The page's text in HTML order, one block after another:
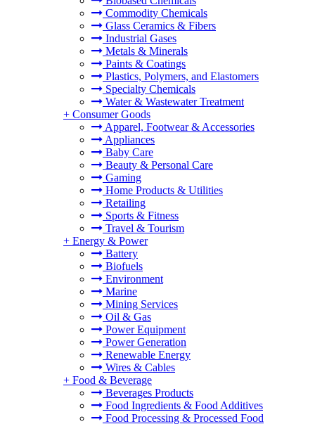
Commodity Chemicals
Glass Ceramics & Fibers
Industrial Gases
Metals & Minerals
Paints & Coatings
Plastics, Polymers, and Elastomers
Specialty Chemicals
Water & Wastewater Treatment
+ Consumer Goods
Apparel, Footwear & Accessories
Appliances
Baby Care
Beauty & Personal Care
Gaming
Home Products & Utilities
Retailing
Sports & Fitness
Travel & Tourism
+ Energy & Power
Battery
Biofuels
Environment
Marine
Mining Services
Oil & Gas
Power Equipment
Power Generation
Renewable Energy
Wires & Cables
+ Food & Beverage
Beverages Products
Food Ingredients & Food Additives
Food Processing & Processed Food